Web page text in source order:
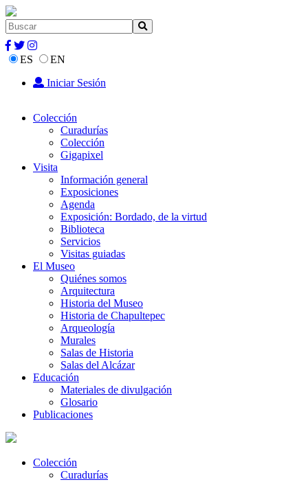
ES
EN
Iniciar Sesión
Colección
Curadurías
Colección
Gigapixel
Visita
Información general
Exposiciones
Agenda
Exposición: Bordado, de la virtud
Biblioteca
Servicios
Visitas guiadas
El Museo
Quiénes somos
Arquitectura
Historia del Museo
Historia de Chapultepec
Arqueología
Murales
Salas de Historia
Salas del Alcázar
Educación
Materiales de divulgación
Glosario
Publicaciones
Colección
Curadurías